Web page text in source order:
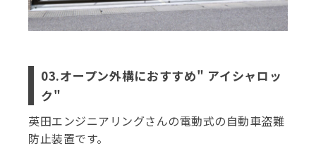
03.オープン外構におすすめ" アイシャロッ
ク"
英田エンジニアリングさんの電動式の自動車盗難
防止装置です。